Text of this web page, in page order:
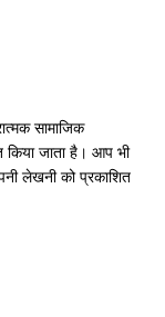
सामाजिक
किया जाता है। आप भी
लेखनी को प्रकाशित